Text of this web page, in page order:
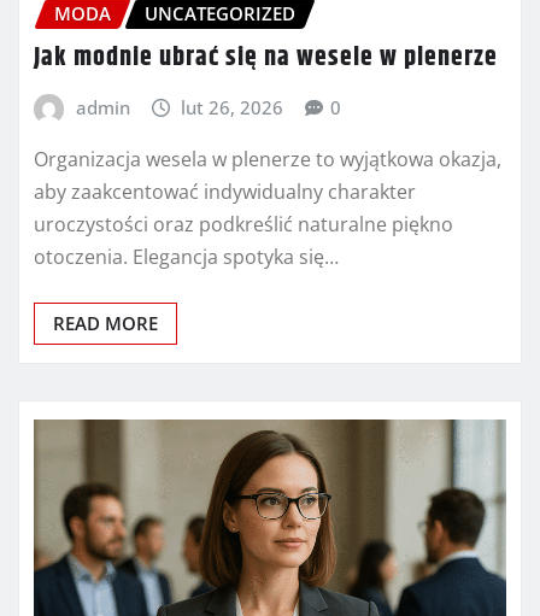
MODA UNCATEGORIZED
Jak modnie ubrać się na wesele w plenerze
admin lut 26, 2026 0
Organizacja wesela w plenerze to wyjątkowa okazja,
aby zaakcentować indywidualny charakter
uroczystości oraz podkreślić naturalne piękno
otoczenia. Elegancja spotyka się…
READ MORE